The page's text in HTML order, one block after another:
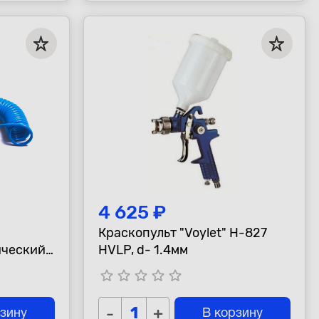
4 625 ₽
Краскопульт "Voylet" H-827
HVLP, d- 1.4мм
star_border star_border star_border star_border star_border
- + В корзину